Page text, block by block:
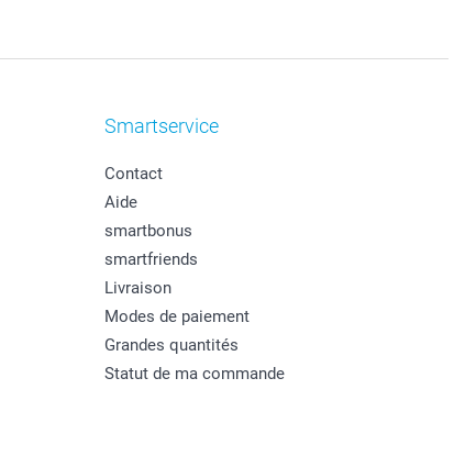
Smartservice
Contact
Aide
smartbonus
smartfriends
Livraison
Modes de paiement
Grandes quantités
Statut de ma commande